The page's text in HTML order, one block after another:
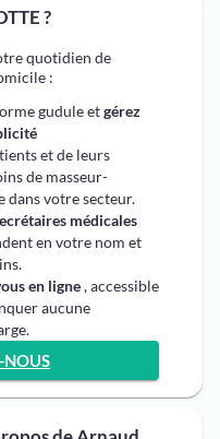
?
quotidien de
:
gudule etgérez
et de leurs
de masseur-
dans votre secteur.
médicales
en votre nom et
en ligne, accessible
aucune
NOUS